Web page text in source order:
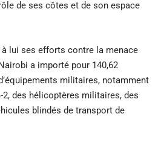
de ses côtes et de son espace
à lui ses efforts contre la menace
a importé pour 140,62
militaires, notamment
2, des hélicoptères militaires, des
blindés de transport de